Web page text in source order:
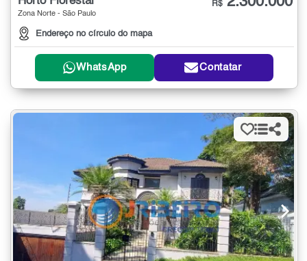
Zona Norte - São Paulo
Endereço no círculo do mapa
R$
WhatsApp Contatar